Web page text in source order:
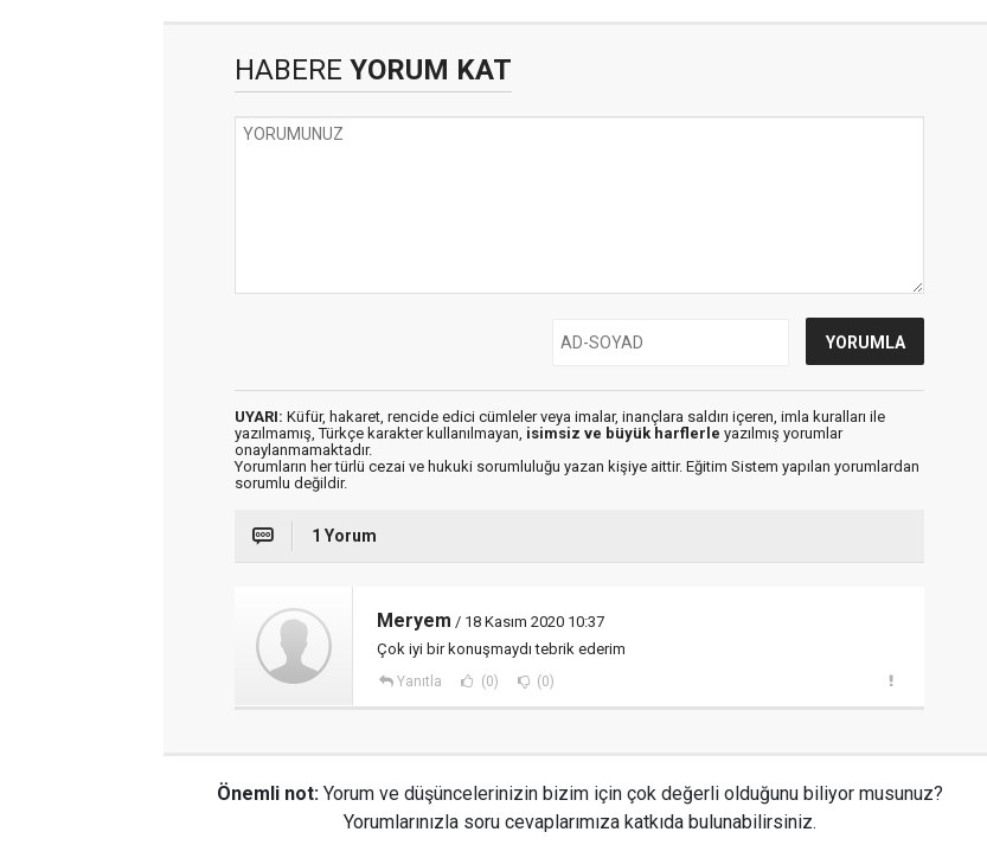
HABERE YORUM KAT
UYARI: Küfür, hakaret, rencide edici cümleler veya imalar, inançlara saldırı içeren, imla kuralları ile
yazılmamış, Türkçe karakter kullanılmayan, isimsiz ve büyük harflerle yazılmış yorumlar
onaylanmamaktadır.
Yorumların her türlü cezai ve hukuki sorumluluğu yazan kişiye aittir. Eğitim Sistem yapılan yorumlardan
sorumlu değildir.
1 Yorum
Meryem / 18 Kasım 2020 10:37
Çok iyi bir konuşmaydı tebrik ederim
Yanıtla (0) (0)
Önemli not: Yorum ve düşüncelerinizin bizim için çok değerli olduğunu biliyor musunuz?
Yorumlarınızla soru cevaplarımıza katkıda bulunabilirsiniz.